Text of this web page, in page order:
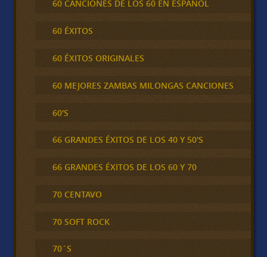
60 CANCIONES DE LOS 60 EN ESPAÑOL
60 ÉXITOS
60 ÉXITOS ORIGINALES
60 MEJORES ZAMBAS MILONGAS CANCIONES
60'S
66 GRANDES ÉXITOS DE LOS 40 Y 50'S
66 GRANDES ÉXITOS DE LOS 60 Y 70
70 CENTAVO
70 SOFT ROCK
70´S